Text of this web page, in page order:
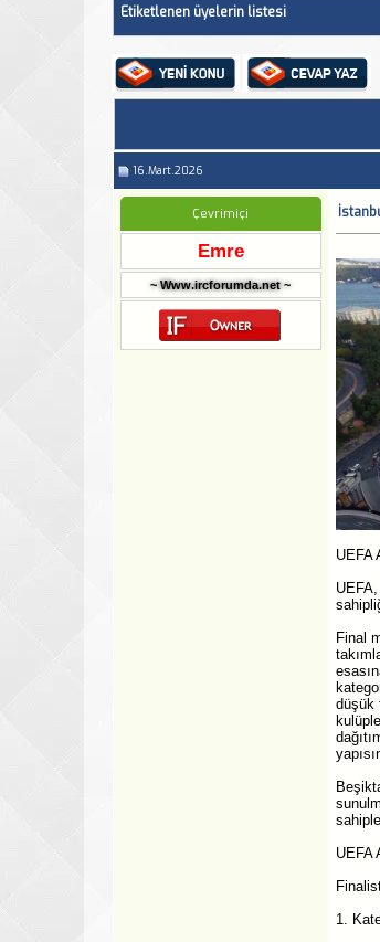
Etiketlenen üyelerin listesi
16.Mart.2026
Çevrimiçi
Emre
~ Www.ircforumda.net ~
UEFA
Final
düşük
UEFA
1.